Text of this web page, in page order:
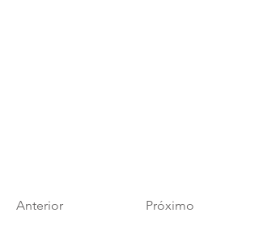
Anterior Próximo